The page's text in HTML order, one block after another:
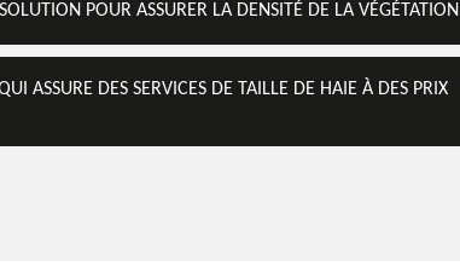
POUR ASSURER LA DENSITÉ DE LA VÉGÉTATION
ASSURE DES SERVICES DE TAILLE DE HAIE À DES PRIX